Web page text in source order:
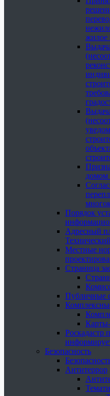
жилое
домом
Порядок
Адресный
Местные
Страница
Публичные
Роскадастр
Безопасность
Антитеррор